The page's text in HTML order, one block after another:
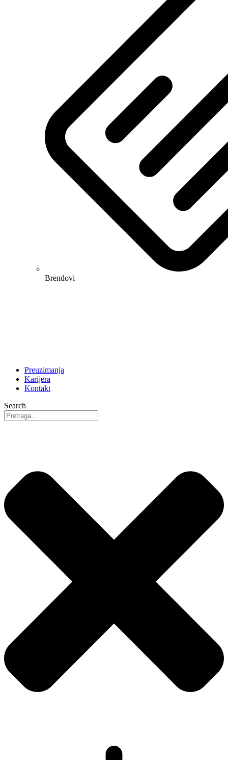
Brendovi
Preuzimanja
Karijera
Kontakt
Search